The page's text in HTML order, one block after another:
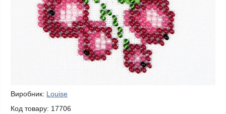
Виробник: Louise
Код товару: 17706